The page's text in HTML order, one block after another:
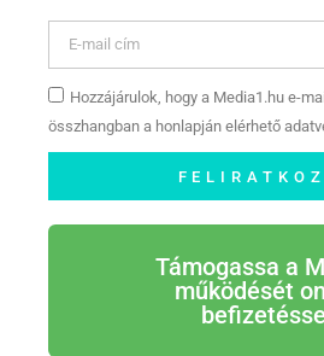
Hozzájárulok, hogy a Media1.hu e-
összhangban a honlapján elérhető
Támogassa a
működését